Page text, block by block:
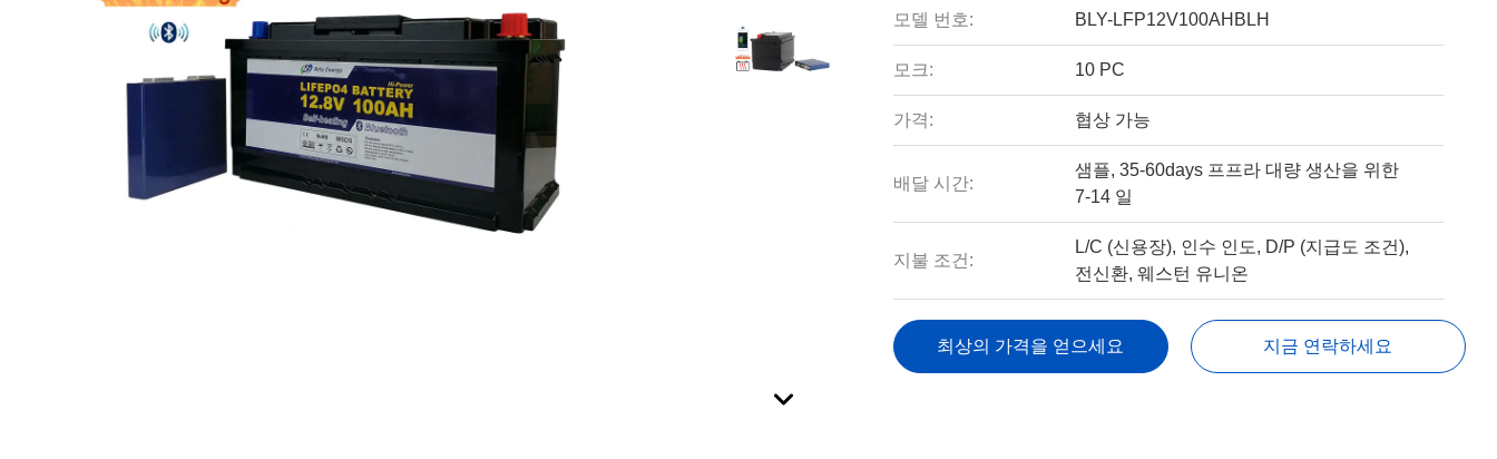
모델 번호: BLY-LFP12V100AHBLH
모크: 10 PC
가격: 협상 가능
배달 시간:
샘플, 35-60days 프프라 대량 생산을 위한
7-14 일
지불 조건:
L/C (신용장), 인수 인도, D/P (지급도 조건),
전신환, 웨스턴 유니온
최상의 가격을 얻으세요 지금 연락하세요